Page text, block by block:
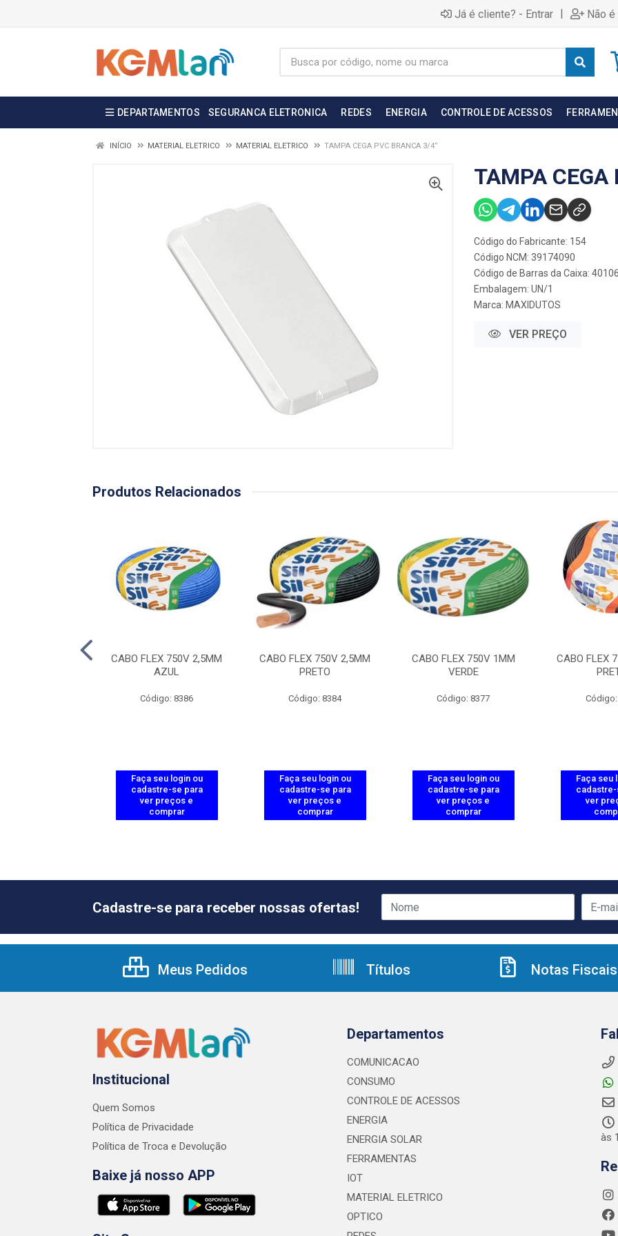
Já é cliente? - Entrar | Não
DEPARTAMENTOS SEGURANCA ELETRONICA REDES ENERGIA CONTROLE DE ACESSOS
INÍCIO MATERIAL ELETRICO MATERIAL ELETRICO TAMPA CEGA PVC BRANCA 3/4”
TAMPA
Código do Fabricante: 154
Código NCM: 39174090
Código de Barras da Caixa:
Embalagem: UN/1
Marca: MAXIDUTOS
VER PREÇO
Produtos Relacionados
CABO FLEX 750V 2,5MM
AZUL
Código: 8386
Faça seu login ou
cadastre-se para
ver preços e
comprar
CABO FLEX 750V 2,5MM
PRETO
Código: 8384
Faça seu login ou
cadastre-se para
ver preços e
comprar
CABO FLEX 750V 1MM
VERDE
Código: 8377
Faça seu login ou
cadastre-se para
ver preços e
comprar
CABO FLEX
Faça seu
ver
Cadastre-se para receber nossas ofertas!
Meus Pedidos Títulos Notas Fiscais
Institucional
Quem Somos
Política de Privacidade
Política de Troca e Devolução
Baixe já nosso APP
Departamentos
COMUNICACAO
CONSUMO
CONTROLE DE ACESSOS
ENERGIA
ENERGIA SOLAR
FERRAMENTAS
IOT
MATERIAL ELETRICO
OPTICO
às